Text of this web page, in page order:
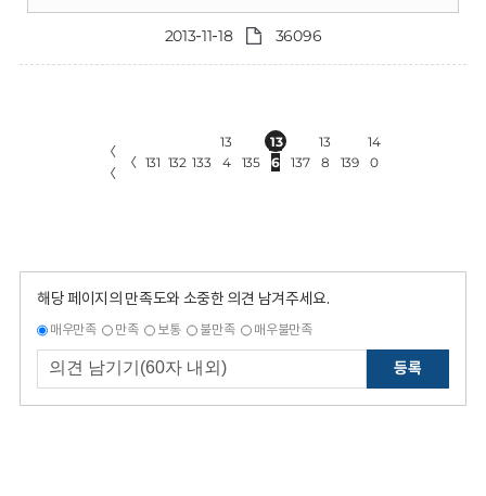
2013-11-18 36096
〈
〈
〈 131 132 133
13
4
135
13
6
137
13
8
139
14
0
해당 페이지의 만족도와 소중한 의견 남겨주세요.
매우만족 만족 보통 불만족 매우불만족
등록